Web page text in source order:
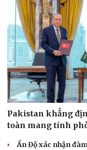
Pakistan khẳng
toàn mang tính
Ấn Độ xác nhận